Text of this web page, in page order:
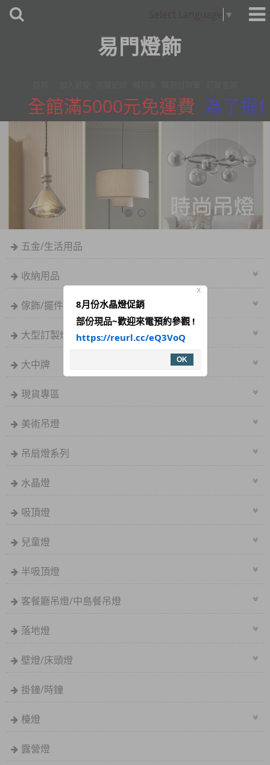
▼
易門燈飾
全館滿5000元免運費 為了提
五金/生活用品
收納用品
傢飾/擺件/家具
大型訂製燈具
大中牌
現貨專區
美術吊燈
吊扇燈系列
水晶燈
吸頂燈
兒童燈
半吸頂燈
客餐廳吊燈/中島餐吊燈
落地燈
壁燈/床頭燈
掛鐘/時鐘
檯燈
露營燈
X
8月份水晶燈促銷
部份現品~歡迎來電預約參觀 !
https://reurl.cc/eQ3VoQ
OK